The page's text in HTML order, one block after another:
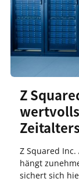
Z
Zeitalters
Z Squared Inc.
hängt
sichert sich